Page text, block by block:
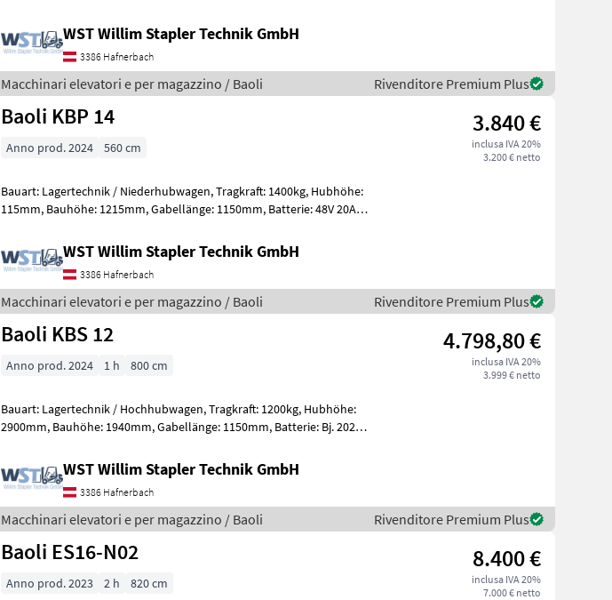
WST Willim Stapler Technik GmbH
3386 Hafnerbach
Macchinari elevatori e per magazzino / Baoli Rivenditore Premium Plus
Baoli KBP 14 3.840 €
inclusa IVA 20%
3.200 € netto
Anno prod. 2024 560 cm
Bauart: Lagertechnik / Niederhubwagen, Tragkraft: 1400kg, Hubhöhe:
115mm, Bauhöhe: 1215mm, Gabellänge: 1150mm, Batterie: 48V 20Ah ,
WST Willim Stapler Technik GmbH
3386 Hafnerbach
Macchinari elevatori e per magazzino / Baoli Rivenditore Premium Plus
Baoli KBS 12 4.798,80 €
inclusa IVA 20%
3.999 € netto
Anno prod. 2024 1 h 800 cm
Bauart: Lagertechnik / Hochhubwagen, Tragkraft: 1200kg, Hubhöhe:
2900mm, Bauhöhe: 1940mm, Gabellänge: 1150mm, Batterie: Bj. 2024
WST Willim Stapler Technik GmbH
3386 Hafnerbach
Macchinari elevatori e per magazzino / Baoli Rivenditore Premium Plus
Baoli ES16-N02 8.400 €
inclusa IVA 20%
7.000 € netto
Anno prod. 2023 2 h 820 cm